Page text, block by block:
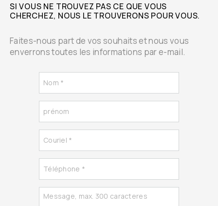
SI VOUS NE TROUVEZ PAS CE QUE VOUS
CHERCHEZ, NOUS LE TROUVERONS POUR VOUS.
Faites-nous part de vos souhaits et nous vous
enverrons toutes les informations par e-mail.